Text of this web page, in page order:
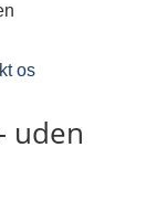
os
uden